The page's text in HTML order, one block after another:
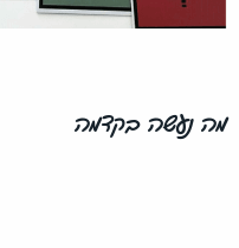
מה נעשה בקדמה